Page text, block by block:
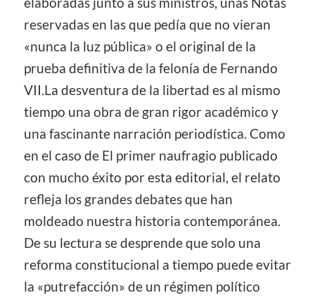
reservadas en las que pedía que no vieran
«nunca la luz pública» o el original de la
prueba definitiva de la felonía de Fernando
VII.La desventura de la libertad es al mismo
tiempo una obra de gran rigor académico y
una fascinante narración periodística. Como
en el caso de El primer naufragio publicado
con mucho éxito por esta editorial, el relato
refleja los grandes debates que han
moldeado nuestra historia contemporánea.
De su lectura se desprende que solo una
reforma constitucional a tiempo puede evitar
la «putrefacción» de un régimen político